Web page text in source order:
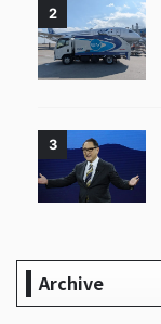
2
3
Archive